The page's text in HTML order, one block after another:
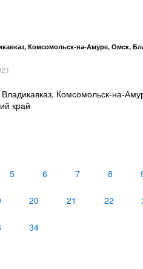
Комсомольск-на-Амуре, Омск,
Комсомольск-на-
край
5 6 7 8
20 21 22
34